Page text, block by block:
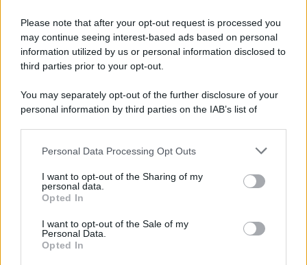
Please note that after your opt-out request is processed you
may continue seeing interest-based ads based on personal
information utilized by us or personal information disclosed to
third parties prior to your opt-out.
You may separately opt-out of the further disclosure of your
personal information by third parties on the IAB’s list of
This information may also be disclosed by us to third parties
disclose it to other third parties.
Please note that this website/app uses one or more Google
services and may gather and store information including but
not limited to your visit or usage behaviour. You may click to
grant or deny consent to Google and its third-party tags to
Personal Data Processing Opt Outs
I want to opt-out of the Sharing of my
personal data.
Opted In
I want to opt-out of the Sale of my
Personal Data.
Opted In